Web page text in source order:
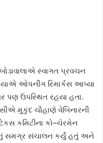
સ્વાગત પ્રવચન
ઓપનીંગ રિમાર્કસ આપ્યા
પણ ઉપસ્થિત રહયા હતા.
મુકુંદ ચૌહાણે વેબિનારની
કમિટીના કો–ચેરમેન
સમગ્ર સંચાલન કર્યું હતું અને